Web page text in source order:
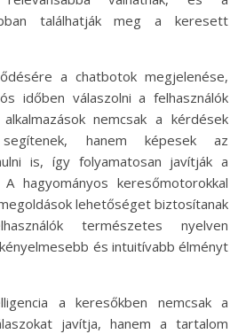
találhatják meg a keresett
a chatbotok megjelenése,
időben válaszolni a felhasználók
nemcsak a kérdések
segítenek, hanem képesek az
is, így folyamatosan javítják a
hagyományos keresőmotorokkal
lehetőséget biztosítanak
természetes nyelven
és intuitívabb élményt
a keresőkben nemcsak a
javítja, hanem a tartalom